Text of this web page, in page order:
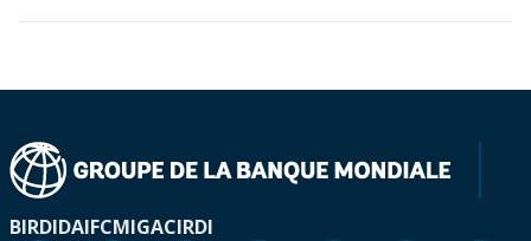
BIRDIDAIFCMIGACIRDI